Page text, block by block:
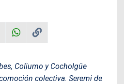
Coliumo y Cocholgüe
colectiva. Seremi de